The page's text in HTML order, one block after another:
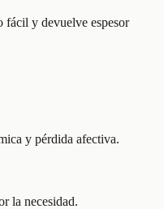
fácil y devuelve espesor
y pérdida afectiva.
la necesidad.